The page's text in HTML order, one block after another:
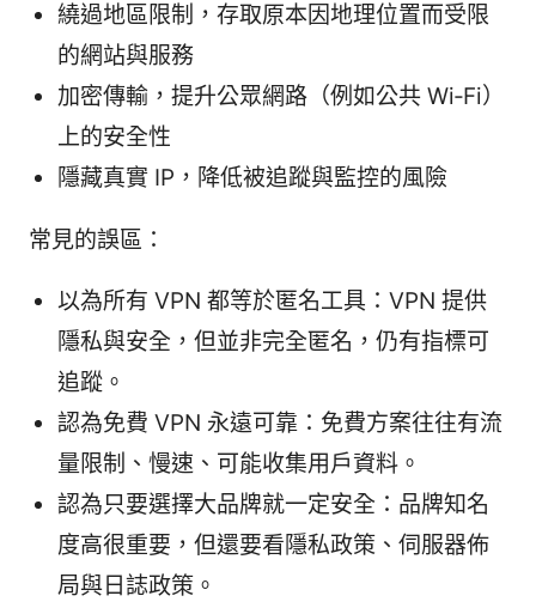
繞過地區限制，存取原本因地理位置而受限
的網站與服務
加密傳輸，提升公眾網路（例如公共 Wi‑Fi）
上的安全性
隱藏真實 IP，降低被追蹤與監控的風險
常見的誤區：
以為所有 VPN 都等於匿名工具：VPN 提供
隱私與安全，但並非完全匿名，仍有指標可
追蹤。
認為免費 VPN 永遠可靠：免費方案往往有流
量限制、慢速、可能收集用戶資料。
認為只要選擇大品牌就一定安全：品牌知名
度高很重要，但還要看隱私政策、伺服器佈
局與日誌政策。